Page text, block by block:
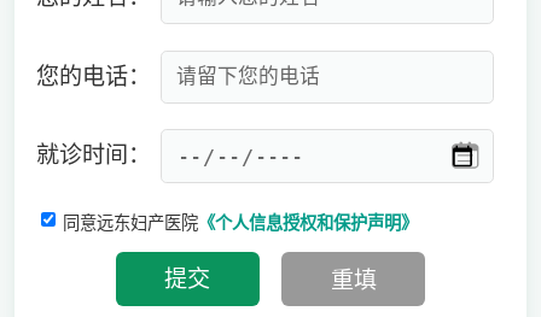
您的电话：
就诊时间：
同意远东妇产医院《个人信息授权和保护声明》